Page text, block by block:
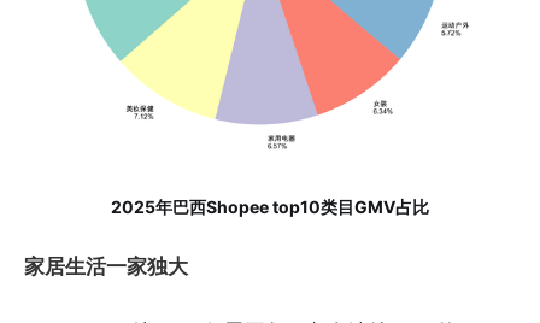
2025年巴西Shopee top10类目GMV占比
家居生活一家独大